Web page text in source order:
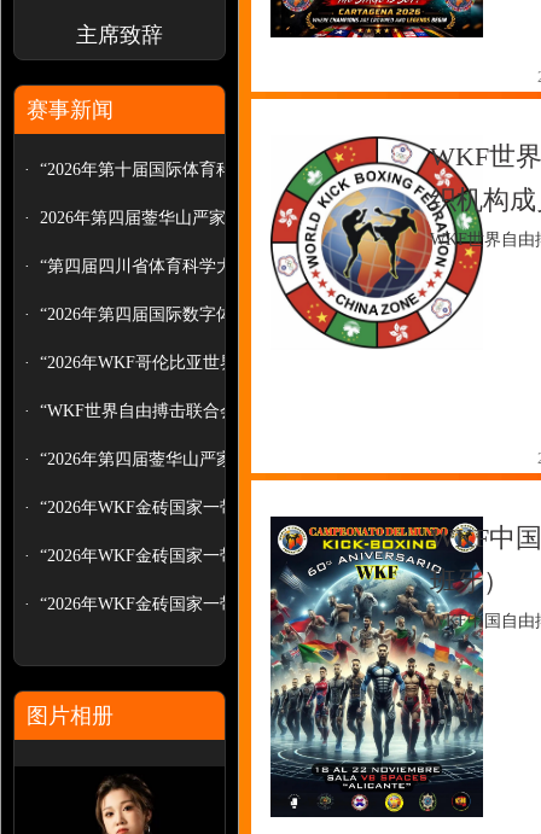
主席致辞
赛事新闻
· “2026年第十届国际体育科学大会”...
· 2026年第四届蓥华山严家拳非遗武
术...
· “第四届四川省体育科学大会论文报...
· “2026年第四届国际数字体育科学大...
· “2026年WKF哥伦比亚世界自由搏...
· “WKF世界自由搏击联合会（中国...
· “2026年第四届蓥华山严家拳非遗武...
· “2026年WKF金砖国家一带一路职...
· “2026年WKF金砖国家一带一路世...
· “2026年WKF金砖国家一带一路职...
图片相册
WKF世
织机构
WKF世界自由
WKF中
班牙）
WKF中国自由